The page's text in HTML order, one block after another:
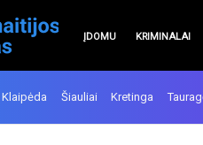
ĮDOMU KRIMINALAI
Klaipėda Šiauliai Kretinga